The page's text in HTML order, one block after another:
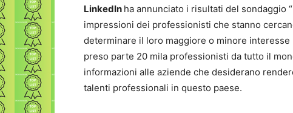
LinkedIn ha annunciato i risultati del sondaggio “
impressioni dei professionisti che stanno
determinare il loro maggiore o minore
preso parte 20 mila professionisti da tutto il
informazioni alle aziende che desiderano
talenti professionali in questo paese.